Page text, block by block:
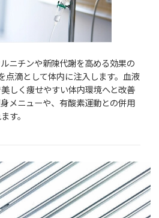
ニチンや新陳代謝を高める効果の
点滴として体内に注入します。血液
しく痩せやすい体内環境へと改善
メニューや、有酸素運動との併用
す。